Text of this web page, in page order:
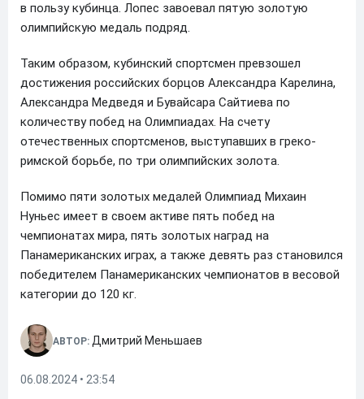
в пользу кубинца. Лопес завоевал пятую золотую
олимпийскую медаль подряд.
Таким образом, кубинский спортсмен превзошел
достижения российских борцов Александра Карелина,
Александра Медведя и Бувайсара Сайтиева по
количеству побед на Олимпиадах. На счету
отечественных спортсменов, выступавших в греко-
римской борьбе, по три олимпийских золота.
Помимо пяти золотых медалей Олимпиад Михаин
Нуньес имеет в своем активе пять побед на
чемпионатах мира, пять золотых наград на
Панамериканских играх, а также девять раз становился
победителем Панамериканских чемпионатов в весовой
категории до 120 кг.
АВТОР: Дмитрий Меньшаев
06.08.2024 • 23:54